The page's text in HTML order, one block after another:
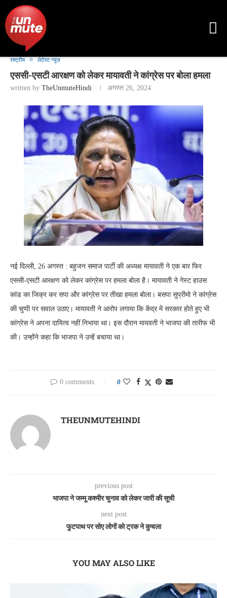
राष्ट्रीय लेटेस्ट न्यूज़
एससी-एसटी आरक्षण को लेकर मायावती ने कांग्रेस पर बोला हमला
written by TheUnmuteHindi अगस्त 26, 2024
नई दिल्ली, 26 अगस्त : बहुजन समाज पार्टी की अध्यक्ष मायावती ने एक बार फिर
एससी-एसटी आरक्षण को लेकर कांग्रेस पर हमला बोला है। मायावती ने गेस्ट हाउस
कांड का जिक्र कर सपा और कांग्रेस पर तीखा हमला बोला। बसपा सुप्रीमो ने कांग्रेस
की चुप्पी पर सवाल उठाए। मायावती ने आरोप लगाया कि केंद्र में सरकार होते हुए भी
कांग्रेस ने अपना दायित्व नहीं निभाया था। इस दौरान मायवती ने भाजपा की तारीफ भी
की। उन्होंने कहा कि भाजपा ने उन्हें बचाया था।
0 comments 0
THEUNMUTEHINDI
previous post
भाजपा ने जम्मू कश्मीर चुनाव को लेकर जारी की सूची
next post
फुटपाथ पर सोए लोगों को ट्रक ने कुचला
YOU MAY ALSO LIKE